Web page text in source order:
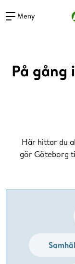
Meny
På gång
Här hittar du
gör Göteborg